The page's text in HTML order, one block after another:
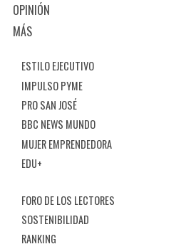
OPINIÓN
MÁS
ESTILO EJECUTIVO
IMPULSO PYME
PRO SAN JOSÉ
BBC NEWS MUNDO
MUJER EMPRENDEDORA
EDU+
FORO DE LOS LECTORES
SOSTENIBILIDAD
RANKING